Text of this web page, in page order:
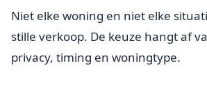
Niet elke woning en niet elke
stille verkoop. De keuze hangt af
privacy, timing en woningtype.